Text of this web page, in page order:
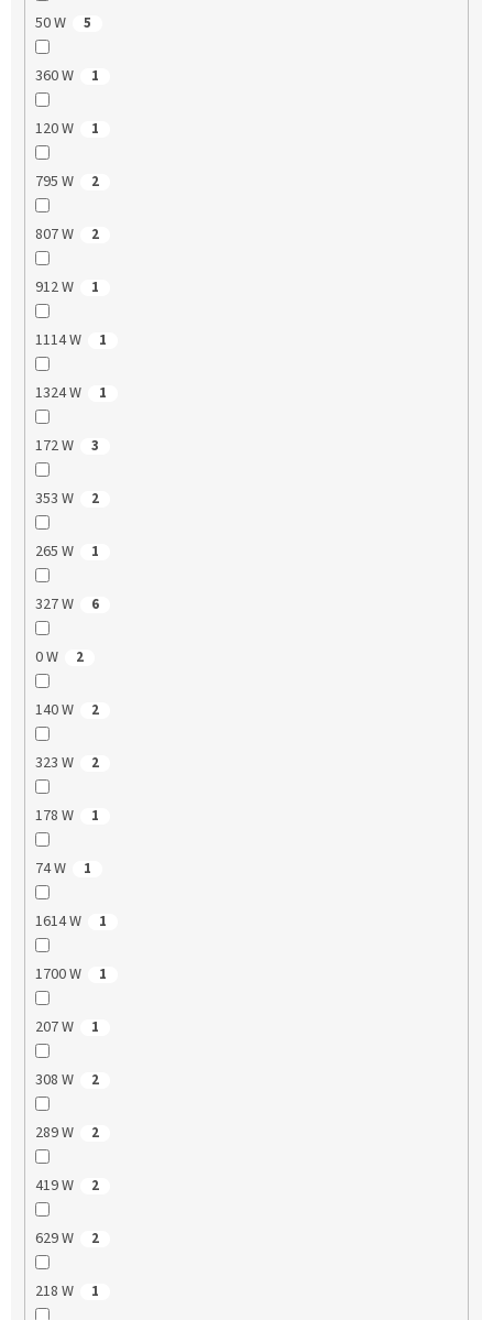
50 W 5
360 W 1
120 W 1
795 W 2
807 W 2
912 W 1
1114 W 1
1324 W 1
172 W 3
353 W 2
265 W 1
327 W 6
0 W 2
140 W 2
323 W 2
178 W 1
74 W 1
1614 W 1
1700 W 1
207 W 1
308 W 2
289 W 2
419 W 2
629 W 2
218 W 1